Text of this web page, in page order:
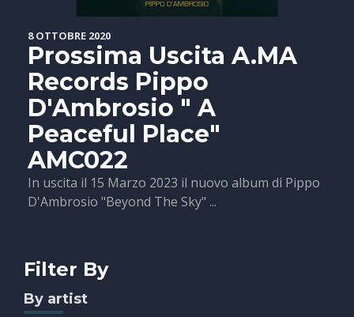
8 OTTOBRE 2020
Prossima Uscita A.MA
Records Pippo
D'Ambrosio " A
Peaceful Place"
AMC022
In uscita il 15 Marzo 2023 il nuovo album di Pippo
D'Ambrosio "Beyond The Sky" ...
Filter By
By artist